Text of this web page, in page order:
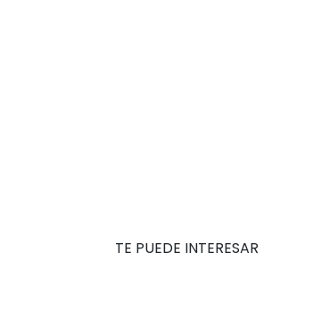
TE PUEDE INTERESAR